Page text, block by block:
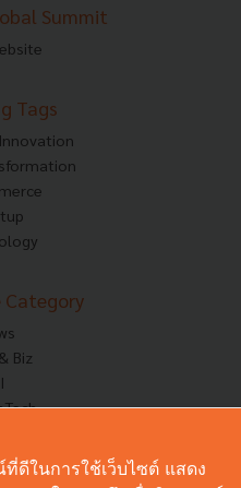
Summit
Tags
Category
Biz
ดีในการใช้เว็บไซต์ แสดง